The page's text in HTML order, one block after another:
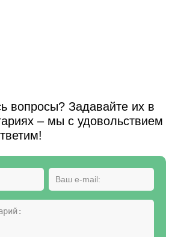
вопросы? Задавайте их в
– мы с удовольствием